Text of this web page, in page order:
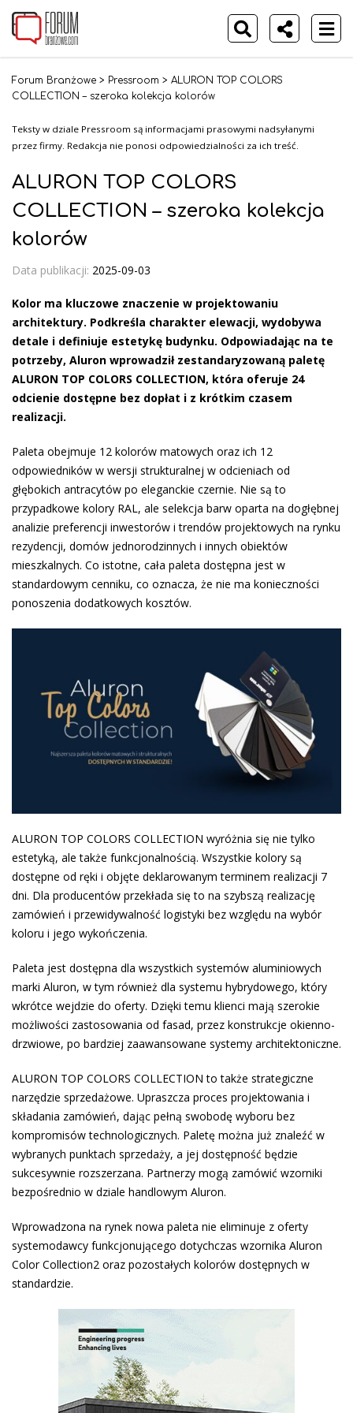
Forum Branżowe > Pressroom > ALURON TOP COLORS
COLLECTION – szeroka kolekcja kolorów
Teksty w dziale Pressroom są informacjami prasowymi nadsyłanymi
przez firmy. Redakcja nie ponosi odpowiedzialności za ich treść.
ALURON TOP COLORS
COLLECTION – szeroka kolekcja
kolorów
Data publikacji: 2025-09-03
Kolor ma kluczowe znaczenie w projektowaniu
architektury. Podkreśla charakter elewacji, wydobywa
detale i definiuje estetykę budynku. Odpowiadając na te
potrzeby, Aluron wprowadził zestandaryzowaną paletę
ALURON TOP COLORS COLLECTION, która oferuje 24
odcienie dostępne bez dopłat i z krótkim czasem
realizacji.
Paleta obejmuje 12 kolorów matowych oraz ich 12
odpowiedników w wersji strukturalnej w odcieniach od
głębokich antracytów po eleganckie czernie. Nie są to
przypadkowe kolory RAL, ale selekcja barw oparta na dogłębnej
analizie preferencji inwestorów i trendów projektowych na rynku
rezydencji, domów jednorodzinnych i innych obiektów
mieszkalnych. Co istotne, cała paleta dostępna jest w
standardowym cenniku, co oznacza, że nie ma konieczności
ponoszenia dodatkowych kosztów.
ALURON TOP COLORS COLLECTION wyróżnia się nie tylko
estetyką, ale także funkcjonalnością. Wszystkie kolory są
dostępne od ręki i objęte deklarowanym terminem realizacji 7
dni. Dla producentów przekłada się to na szybszą realizację
zamówień i przewidywalność logistyki bez względu na wybór
koloru i jego wykończenia.
Paleta jest dostępna dla wszystkich systemów aluminiowych
marki Aluron, w tym również dla systemu hybrydowego, który
wkrótce wejdzie do oferty. Dzięki temu klienci mają szerokie
możliwości zastosowania od fasad, przez konstrukcje okienno-
drzwiowe, po bardziej zaawansowane systemy architektoniczne.
ALURON TOP COLORS COLLECTION to także strategiczne
narzędzie sprzedażowe. Upraszcza proces projektowania i
składania zamówień, dając pełną swobodę wyboru bez
kompromisów technologicznych. Paletę można już znaleźć w
wybranych punktach sprzedaży, a jej dostępność będzie
sukcesywnie rozszerzana. Partnerzy mogą zamówić wzorniki
bezpośrednio w dziale handlowym Aluron.
Wprowadzona na rynek nowa paleta nie eliminuje z oferty
systemodawcy funkcjonującego dotychczas wzornika Aluron
Color Collection2 oraz pozostałych kolorów dostępnych w
standardzie.